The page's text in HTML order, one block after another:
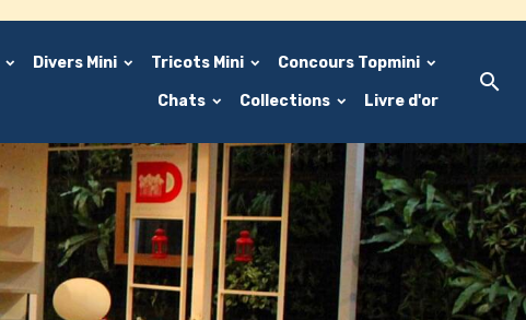
Divers Mini Tricots Mini Concours Topmini
Chats Collections Livre d'or